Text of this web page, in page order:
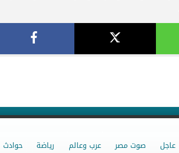
عاجل صوت مصر عرب وعالم رياضة حوادث